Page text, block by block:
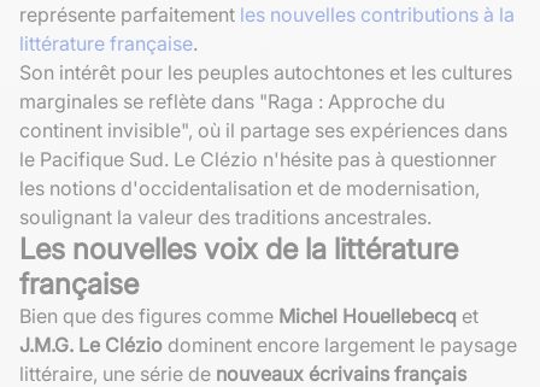
représente parfaitement les nouvelles contributions à la
littérature française.
Son intérêt pour les peuples autochtones et les cultures
marginales se reflète dans "Raga : Approche du
continent invisible", où il partage ses expériences dans
le Pacifique Sud. Le Clézio n'hésite pas à questionner
les notions d'occidentalisation et de modernisation,
soulignant la valeur des traditions ancestrales.
Les nouvelles voix de la littérature
française
Bien que des figures comme Michel Houellebecq et
J.M.G. Le Clézio dominent encore largement le paysage
littéraire, une série de nouveaux écrivains français